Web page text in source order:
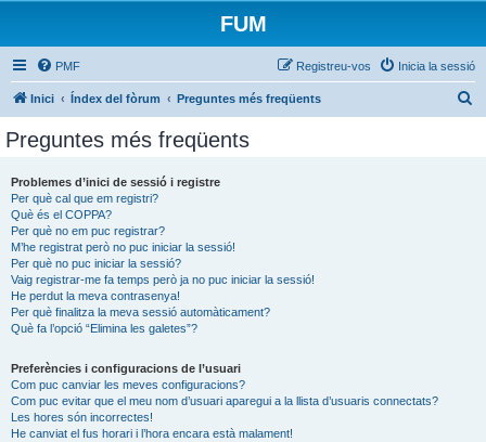
FUM
PMF Inicia la sessió
Registreu-vos
Inici Índex del fòrum Preguntes més freqüents
Preguntes més freqüents
Problemes d’inici de sessió i registre
Per què cal que em registri?
Què és el COPPA?
Per què no em puc registrar?
M’he registrat però no puc iniciar la sessió!
Per què no puc iniciar la sessió?
Vaig registrar-me fa temps però ja no puc iniciar la sessió!
He perdut la meva contrasenya!
Per què finalitza la meva sessió automàticament?
Què fa l’opció “Elimina les galetes”?
Preferències i configuracions de l’usuari
Com puc canviar les meves configuracions?
Com puc evitar que el meu nom d’usuari aparegui a la llista d’usuaris connectats?
Les hores són incorrectes!
He canviat el fus horari i l’hora encara està malament!